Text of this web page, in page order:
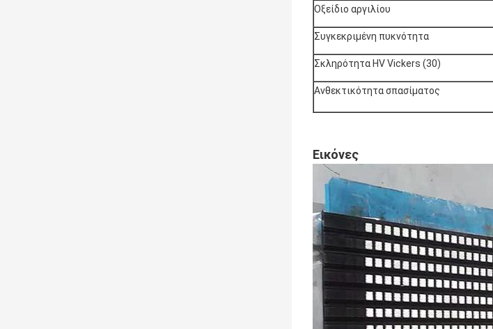
Οξείδιο αργιλίου
Συγκεκριμένη πυκνότητα
Σκληρότητα HV Vickers (30)
Ανθεκτικότητα σπασίματος
Εικόνες